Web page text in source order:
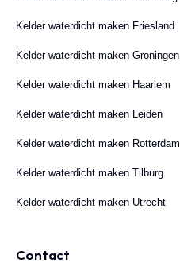
Kelder waterdicht maken Friesland
Kelder waterdicht maken Groningen
Kelder waterdicht maken Haarlem
Kelder waterdicht maken Leiden
Kelder waterdicht maken Rotterdam
Kelder waterdicht maken Tilburg
Kelder waterdicht maken Utrecht
Contact